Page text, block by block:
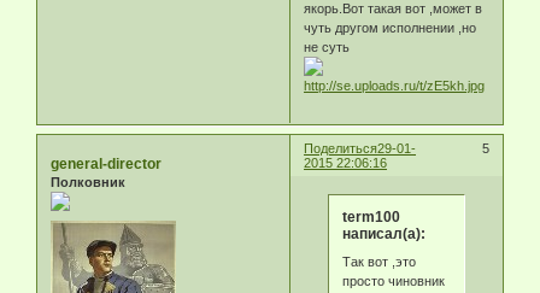
якорь.Вот такая вот ,может в
чуть другом исполнении ,но
не суть
Поделиться 5
29-01-
2015 22:06:16
general-director
Полковник
term100
написал(а):
Так вот ,это
просто чиновник